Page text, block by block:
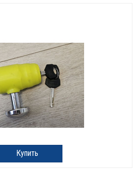
Купить